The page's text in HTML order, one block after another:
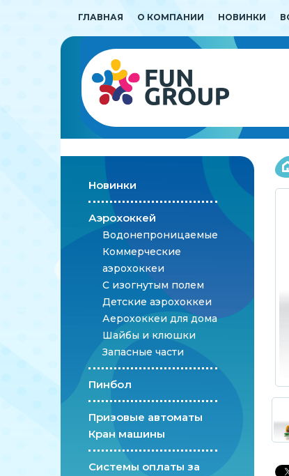
ГЛАВНАЯ О КОМПАНИИ НОВИНКИ
Новинки
Аэрохоккей
Водонепроницаемые
Коммерческие
аэрохоккеи
С изогнутым полем
Детские аэрохоккеи
Аерохоккеи для дома
Шайбы и клюшки
Запасные части
Пинбол
Призовые автоматы
Кран машины
Системы оплаты за